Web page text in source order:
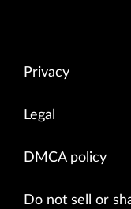
Privacy
Legal
DMCA policy
Do not sell or